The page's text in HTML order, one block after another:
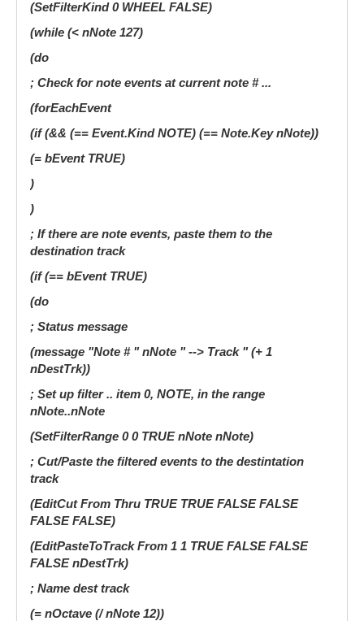
(SetFilterKind 0 WHEEL FALSE)
(while (< nNote 127)
(do
; Check for note events at current note # ...
(forEachEvent
(if (&& (== Event.Kind NOTE) (== Note.Key nNote))
(= bEvent TRUE)
)
)
; If there are note events, paste them to the
destination track
(if (== bEvent TRUE)
(do
; Status message
(message "Note # " nNote " --> Track " (+ 1
nDestTrk))
; Set up filter .. item 0, NOTE, in the range
nNote..nNote
(SetFilterRange 0 0 TRUE nNote nNote)
; Cut/Paste the filtered events to the destintation
track
(EditCut From Thru TRUE TRUE FALSE FALSE
FALSE FALSE)
(EditPasteToTrack From 1 1 TRUE FALSE FALSE
FALSE nDestTrk)
; Name dest track
(= nOctave (/ nNote 12))